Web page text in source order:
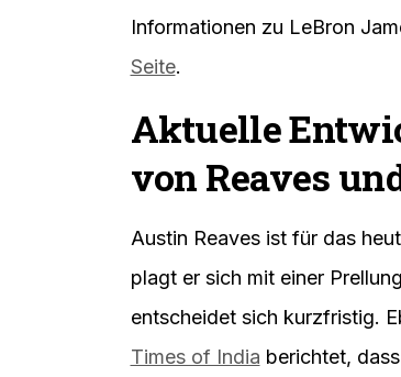
Informationen zu LeBron
Seite.
Aktuelle
von Reaves
Austin Reaves ist für das
plagt er sich mit einer
entscheidet sich kurzfristig.
Times of India berichtet,